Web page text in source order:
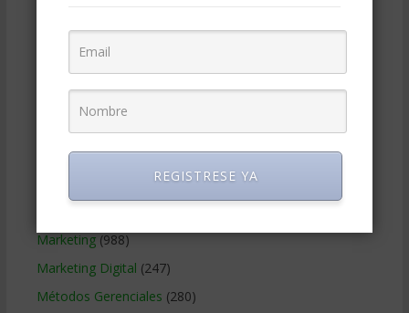
Educacion Gerencial(454)
Gerencia social y ambiental(223)
Gobierno Corporativo(11)
Marketing(988)
Marketing Digital (247)
Métodos Gerenciales (280)
REGISTRESE YA